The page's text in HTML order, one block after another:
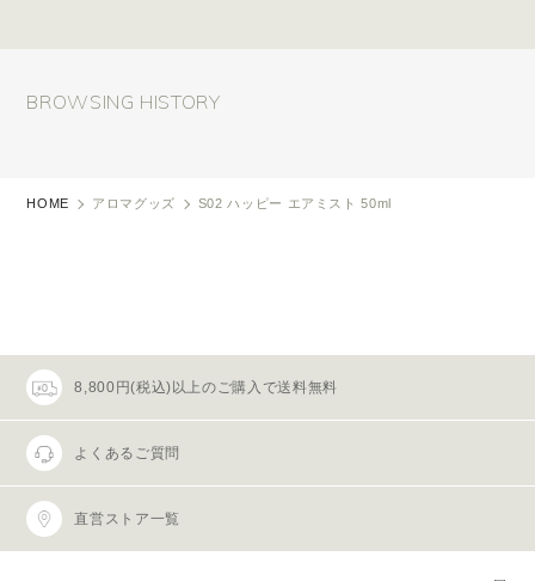
BROWSING HISTORY
HOME アロマグッズ S02 ハッピー エアミスト 50ml
8,800円(税込)以上のご購入で送料無料
よくあるご質問
直営ストア一覧